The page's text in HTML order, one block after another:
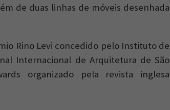
de duas linhas de móveis desenhada
Rino Levi concedido pelo Instituto de
Internacional de Arquitetura de São
organizado pela revista inglesa